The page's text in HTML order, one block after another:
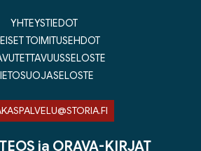
YHTEYSTIEDOT
TOIMITUSEHDOT
ja ORAVA-KIRJAT